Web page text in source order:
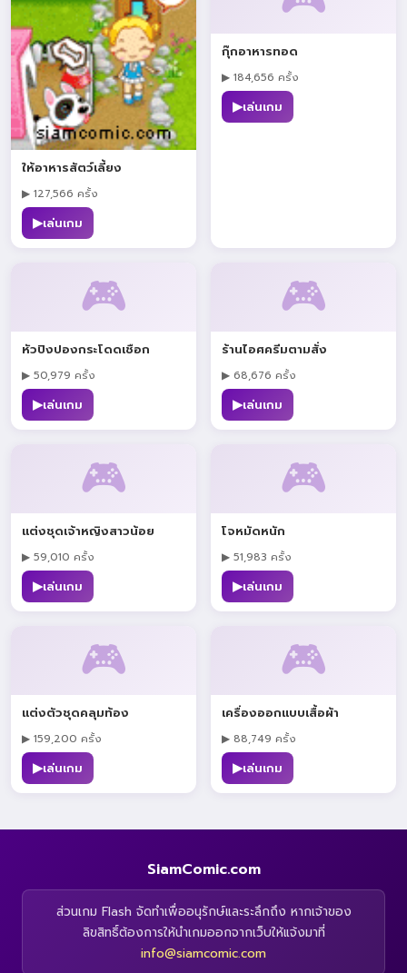
ให้อาหารสัตว์เลี้ยง
▶ 127,566 ครั้ง
▶เล่นเกม
กุ๊กอาหารทอด
▶ 184,656 ครั้ง
▶เล่นเกม
🎮
หัวปิงปองกระโดดเชือก
▶ 50,979 ครั้ง
▶เล่นเกม
🎮
ร้านไอศครีมตามสั่ง
▶ 68,676 ครั้ง
▶เล่นเกม
🎮
แต่งชุดเจ้าหญิงสาวน้อย
▶ 59,010 ครั้ง
▶เล่นเกม
🎮
โจหมัดหนัก
▶ 51,983 ครั้ง
▶เล่นเกม
🎮
แต่งตัวชุดคลุมท้อง
▶ 159,200 ครั้ง
▶เล่นเกม
🎮
เครื่องออกแบบเสื้อผ้า
▶ 88,749 ครั้ง
▶เล่นเกม
SiamComic.com
ส่วนเกม Flash จัดทำเพื่ออนุรักษ์และระลึกถึง หากเจ้าของ
ลิขสิทธิ์ต้องการให้นำเกมออกจากเว็บให้แจ้งมาที่
info@siamcomic.com